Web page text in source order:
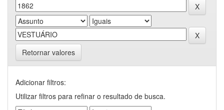
Retornar valores
Adicionar filtros:
Utilizar filtros para refinar o resultado de busca.